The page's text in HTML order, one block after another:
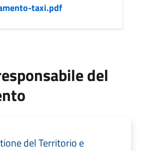
taxi.pdf
del
del Territorio e